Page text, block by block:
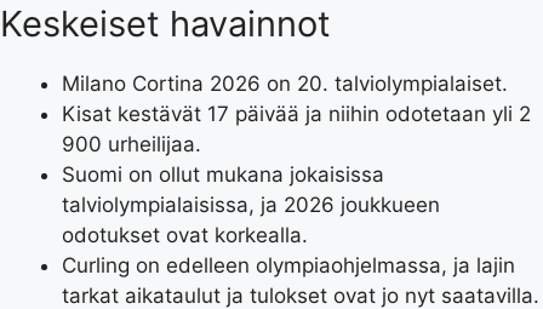
Keskeiset havainnot
Milano Cortina 2026 on 20. talviolympialaiset.
Kisat kestävät 17 päivää ja niihin odotetaan yli 2
900 urheilijaa.
Suomi on ollut mukana jokaisissa
talviolympialaisissa, ja 2026 joukkueen
odotukset ovat korkealla.
Curling on edelleen olympiaohjelmassa, ja lajin
tarkat aikataulut ja tulokset ovat jo nyt saatavilla.